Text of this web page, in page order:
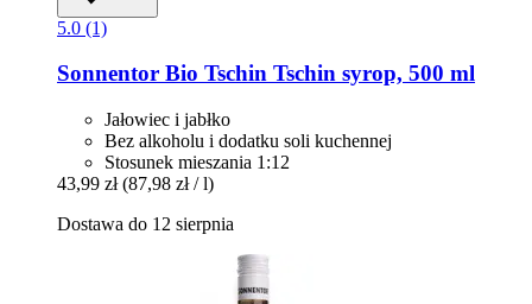
5.0 (1)
Sonnentor Bio Tschin Tschin syrop, 500 ml
Jałowiec i jabłko
Bez alkoholu i dodatku soli kuchennej
Stosunek mieszania 1:12
43,99 zł (87,98 zł / l)
Dostawa do 12 sierpnia